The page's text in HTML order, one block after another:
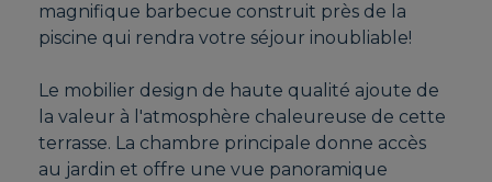
magnifique barbecue construit près de la
piscine qui rendra votre séjour inoubliable!
Le mobilier design de haute qualité ajoute de
la valeur à l'atmosphère chaleureuse de cette
terrasse. La chambre principale donne accès
au jardin et offre une vue panoramique